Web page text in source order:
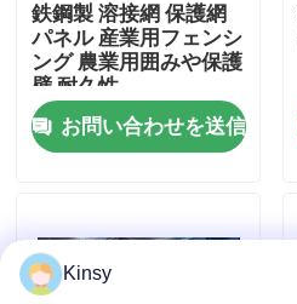
連絡 ください
ニュース
編まれた金網スクリーン
鉄鋼製 溶接網 保護網
パネル 産業用フェンシ
ング 農業用囲みや保護
壁 耐久性
お問い合わせを送信
Kinsy